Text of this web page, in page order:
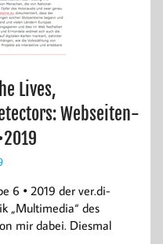
Lives,
Webseiten-
6 • 2019 der ver.di-
„Multimedia“ des
mir dabei. Diesmal